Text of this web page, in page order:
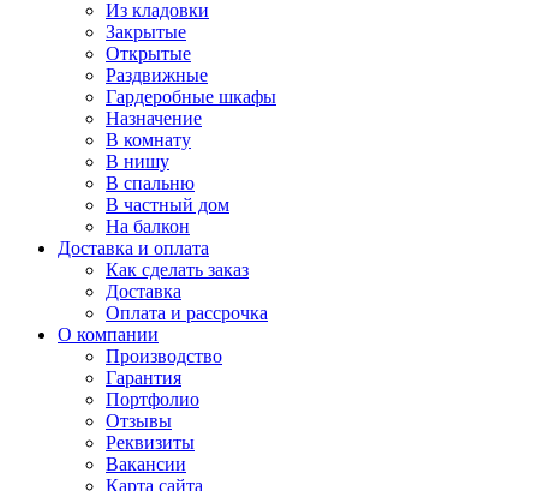
Из кладовки
Закрытые
Открытые
Раздвижные
Гардеробные шкафы
Назначение
В комнату
В нишу
В спальню
В частный дом
На балкон
Доставка и оплата
Как сделать заказ
Доставка
Оплата и рассрочка
О компании
Производство
Гарантия
Портфолио
Отзывы
Реквизиты
Вакансии
Карта сайта